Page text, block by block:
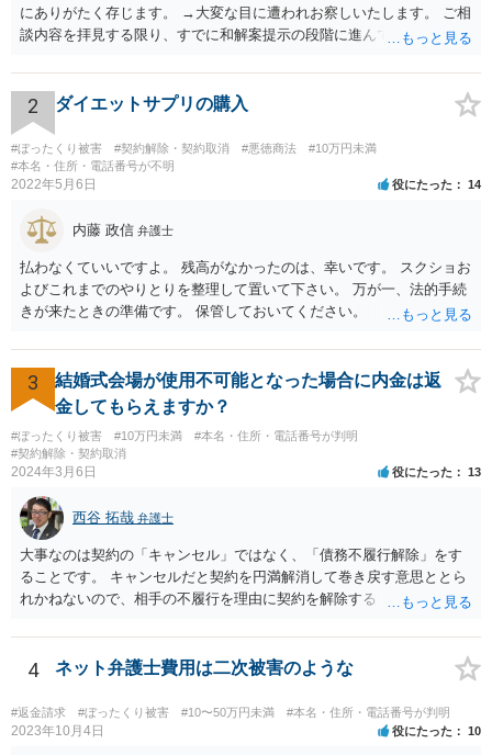
にありがたく存じます。 →大変な目に遭われお察しいたします。 ご相
談内容を拝見する限り、すでに和解案提示の段階に進んでいるとなる
にあたってはそれらの書面や証拠を拝見しないと適切な回答は難しい
ですので、書面などをもってお近くの法律事務所でセカンドオピニオ
ンを受けることをお勧めします。
2 ダイエットサプリの購入
#ぼったくり被害 #契約解除・契約取消 #悪徳商法
#10万円未満
#本名・住所・電話番号が不明
2022年5月6日 役にたった 14
内藤 政信 弁護士
払わなくていいですよ。 残高がなかったのは、幸いです。 スクショお
よびこれまでのやりとりを整理して置いて下さい。 万が一、法的手続
きが来たときの準備です。 保管しておいてください。
3
結婚式会場が使用不可能となった場合に内金は返
金してもらえますか？
#ぼったくり被害 #10万円未満
#本名・住所・電話番号が判明
#契約解除・契約取消
2024年3月6日 役にたった 13
西谷 拓哉 弁護士
大事なのは契約の「キャンセル」ではなく、「債務不履行解除」をす
ることです。 キャンセルだと契約を円満解消して巻き戻す意思ととら
れかねないので、相手の不履行を理由に契約を解除する と通知して交
所を探すなどして弁護士を探してみてください。
4 ネット弁護士費用は二次被害のような
#返金請求 #ぼったくり被害 #10〜50万円未満 #本名・住所・電話番号が判明
2023年10月4日 役にたった 10